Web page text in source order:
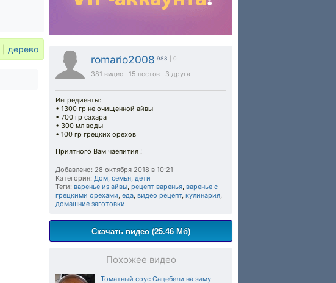
romario2008 988 | 0
381 видео 15 постов 3 друга
Ингредиенты:
• 1300 гр не очищенной айвы
• 700 гр сахара
• 300 мл воды
• 100 гр грецких орехов
Приятного Вам чаепития !
Добавлено: 28 октября 2018 в 10:21
Категория: Дом, семья, дети
Теги: варенье из айвы, рецепт варенья, варенье с
грецкими орехами, еда, видео рецепт, кулинария,
домашние заготовки
Скачать видео (25.46 Мб)
Похожее видео
Томатный соус Сацебели на зиму.
дерево